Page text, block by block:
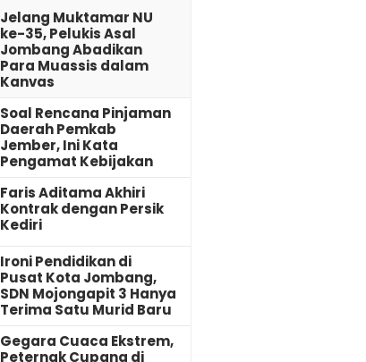
Jelang Muktamar NU
ke-35, Pelukis Asal
Jombang Abadikan
Para Muassis dalam
Kanvas
‎Soal Rencana Pinjaman
Daerah Pemkab
Jember, Ini Kata
Pengamat Kebijakan ‎
Faris Aditama Akhiri
Kontrak dengan Persik
Kediri
Ironi Pendidikan di
Pusat Kota Jombang,
SDN Mojongapit 3 Hanya
Terima Satu Murid Baru
‎Gegara Cuaca Ekstrem,
Peternak Cupang di